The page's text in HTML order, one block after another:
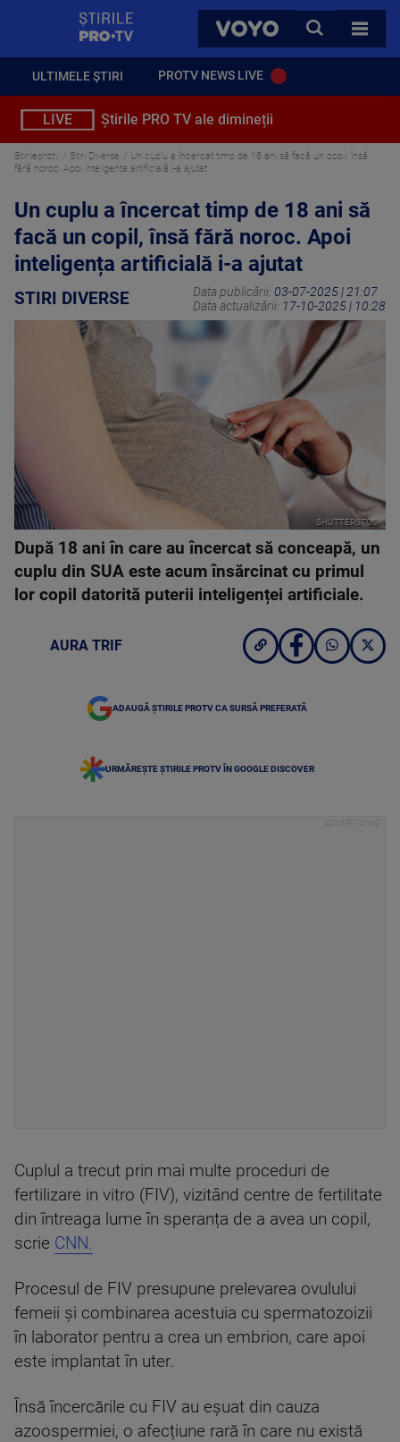
VOYO
CAUTA
TOATE
ULTIMELE ȘTIRI PROTV NEWS LIVE
LIVE Știrile PRO TV ale dimineții
Stirileprotv Stiri Diverse
Un cuplu a încercat timp de 18 ani să facă un copil, însă
fără noroc. Apoi inteligența artificială i-a ajutat
Un cuplu a încercat timp de 18 ani să
facă un copil, însă fără noroc. Apoi
inteligența artificială i-a ajutat
STIRI DIVERSE Data publicării: 03-07-2025 | 21:07
Data actualizării: 17-10-2025 | 10:28
SHUTTERSTOCK
După 18 ani în care au încercat să conceapă, un
cuplu din SUA este acum însărcinat cu primul
lor copil datorită puterii inteligenței artificiale.
AURA TRIF
ADAUGĂ ȘTIRILE PROTV CA SURSĂ PREFERATĂ
URMĂREȘTE ȘTIRILE PROTV ÎN GOOGLE DISCOVER
Cuplul a trecut prin mai multe proceduri de
fertilizare in vitro (FIV), vizitând centre de fertilitate
din întreaga lume în speranța de a avea un copil,
scrie CNN.
Procesul de FIV presupune prelevarea ovulului
femeii și combinarea acestuia cu spermatozoizii
în laborator pentru a crea un embrion, care apoi
este implantat în uter.
Însă încercările cu FIV au eșuat din cauza
azoospermiei, o afecțiune rară în care nu există